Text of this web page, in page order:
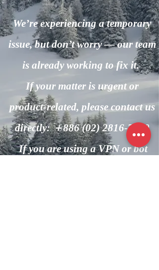
We’re experiencing a temporary
issue, but don’t worry — our team
is already working to fix it.
If your matter is urgent or
product-related, please contact us
directly: ＋886(02) 2816-7600
If you are using a VPN or bot